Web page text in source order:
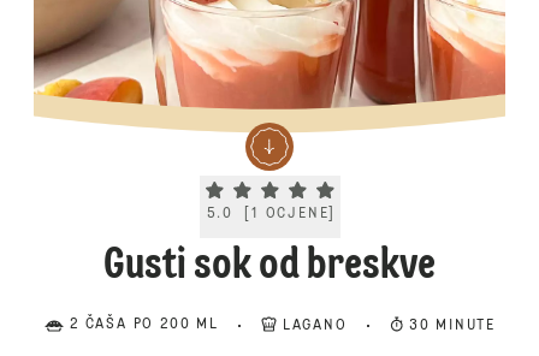
Current rating 5.0. Click to rate.
5.0 1 OCJENE
Gusti sok od breskve
2 ČAŠA PO 200 ML LAGANO 30 MINUTE